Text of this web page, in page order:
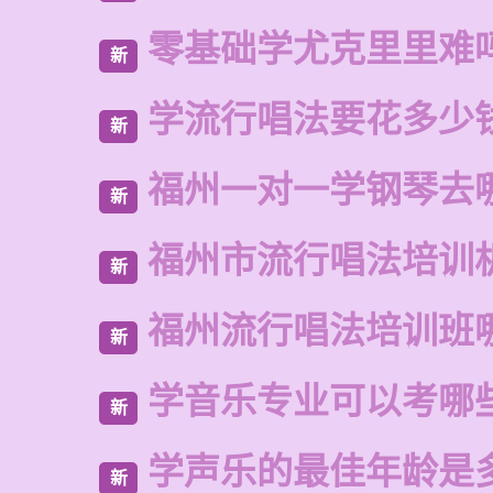
新 零基础学尤克里里难
新 学流行唱法要花多少
新 福州一对一学钢琴去
新 福州市流行唱法培训
新 福州流行唱法培训班
新 学音乐专业可以考哪
新 学声乐的最佳年龄是